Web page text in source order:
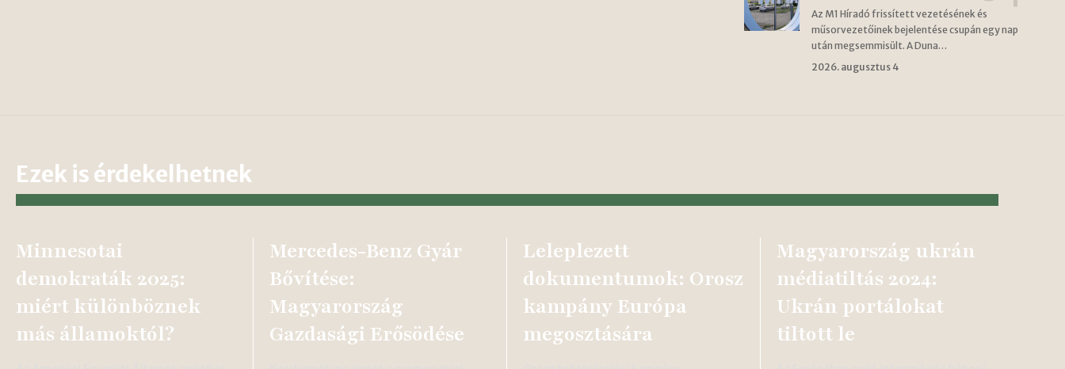
Az M1 Híradó frissített vezetésének és
műsorvezetőinek bejelentése csupán egy nap
után megsemmisült. A Duna…
2026. augusztus 4
Ezek is érdekelhetnek
Minnesotai
demokraták 2025:
miért különböznek
más államoktól?
Mercedes-Benz Gyár
Bővítése:
Magyarország
Gazdasági Erősödése
Leleplezett
dokumentumok: Orosz
kampány Európa
megosztására
Magyarország ukrán
médiatiltás 2024:
Ukrán portálokat
tiltott le